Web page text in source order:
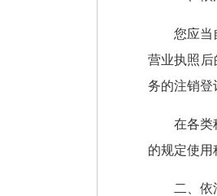
您应当
营业执照
务的注销登
在各类
的规定使
二、